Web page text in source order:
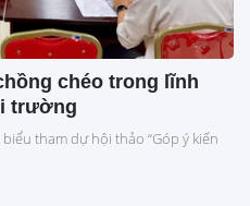
chéo trong lĩnh
trường
tham dự hội thảo “Góp ý kiến